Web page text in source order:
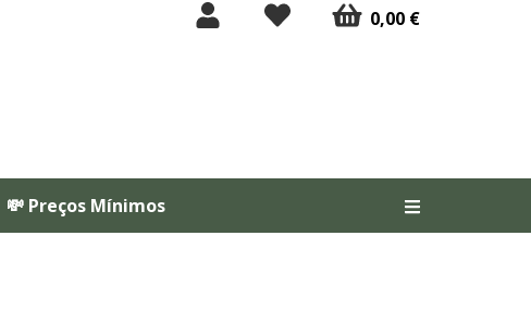
0,00 €
💸 Preços Mínimos